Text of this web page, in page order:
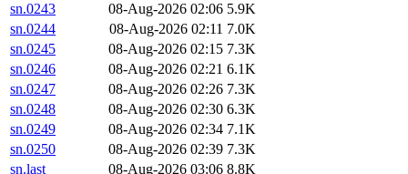
sn.0243
08-Aug-2026 02:06 5.9K
sn.0244
08-Aug-2026 02:11 7.0K
sn.0245
08-Aug-2026 02:15 7.3K
sn.0246
08-Aug-2026 02:21 6.1K
sn.0247
08-Aug-2026 02:26 7.3K
sn.0248
08-Aug-2026 02:30 6.3K
sn.0249
08-Aug-2026 02:34 7.1K
sn.0250
08-Aug-2026 02:39 7.3K
sn.last
08-Aug-2026 03:06 8.8K